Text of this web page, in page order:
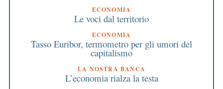
ECONOMIA
Le voci dal territorio
ECONOMIA
Tasso Euribor, termometro per gli umori del
capitalismo
LA NOSTRA BANCA
L’economia rialza la testa